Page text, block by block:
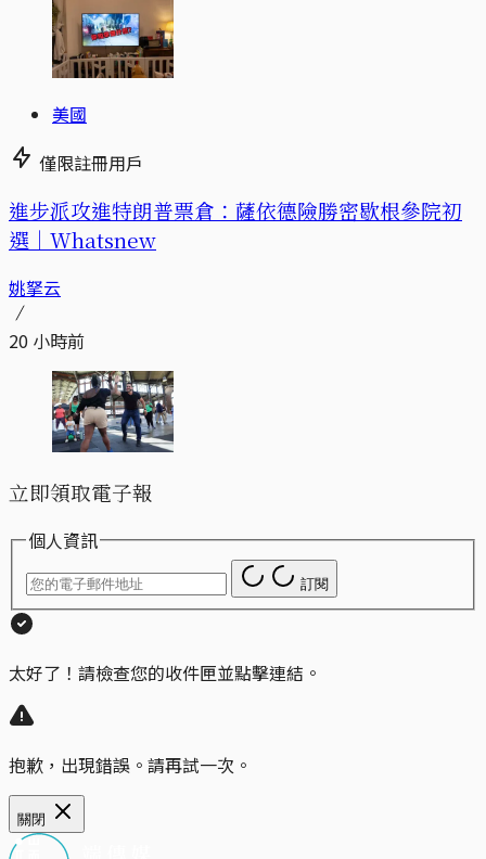
美國
僅限註冊用戶
進步派攻進特朗普票倉：薩依德險勝密歇根參院初
選｜Whatsnew
姚拏云
20 小時前
立即領取電子報
個人資訊
訂閱
太好了！請檢查您的收件匣並點擊連結。
抱歉，出現錯誤。請再試一次。
關閉